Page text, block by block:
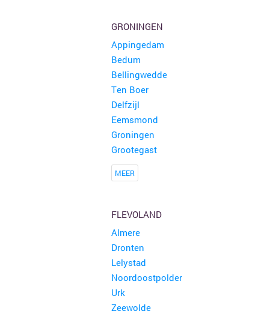
GRONINGEN
Appingedam
Bedum
Bellingwedde
Ten Boer
Delfzijl
Eemsmond
Groningen
Grootegast
MEER
FLEVOLAND
Almere
Dronten
Lelystad
Noordoostpolder
Urk
Zeewolde